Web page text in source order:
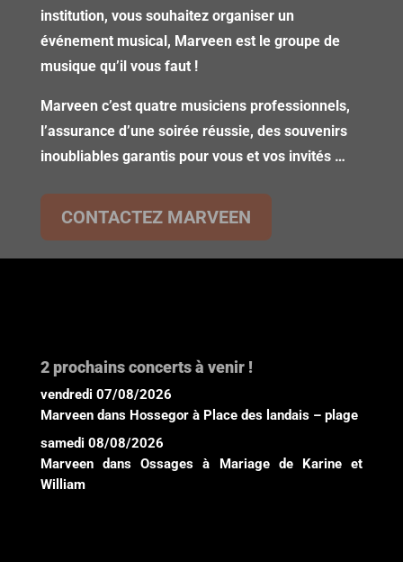
institution, vous souhaitez organiser un
événement musical, Marveen est le groupe de
musique qu’il vous faut !
Marveen c’est quatre musiciens professionnels,
l’assurance d’une soirée réussie, des souvenirs
inoubliables garantis pour vous et vos invités …
CONTACTEZ MARVEEN
2 prochains concerts à venir !
vendredi 07/08/2026
Marveen dans Hossegor à Place des landais – plage
samedi 08/08/2026
Marveen dans Ossages à
Mariage de Karine et
William